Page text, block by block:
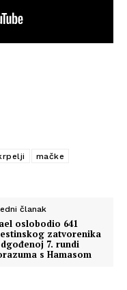
mačke
članak
oslobodio 641
zatvorenika
7. rundi
s Hamasom